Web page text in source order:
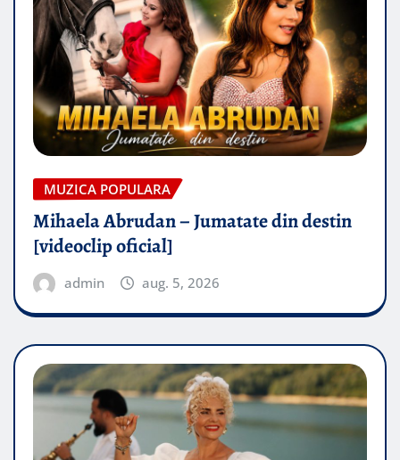
MUZICA POPULARA
Mihaela Abrudan – Jumatate din destin
[videoclip oficial]
admin aug. 5, 2026